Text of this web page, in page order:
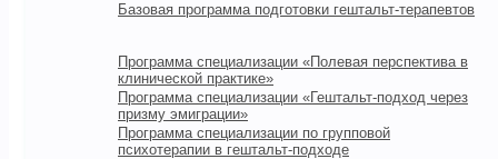
Базовая программа подготовки гештальт-терапевтов
Программа специализации «Полевая перспектива в
клинической практике»
Программа специализации «Гештальт-подход через
призму эмиграции»
Программа специализации по групповой
психотерапии в гештальт-подходе